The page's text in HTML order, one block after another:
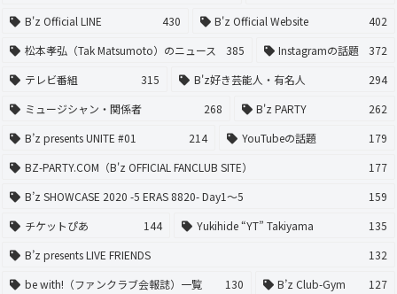
B'z Official LINE
430 B'z Official Website
402
松本孝弘（Tak Matsumoto）のニュース
385 Instagramの話題
372
テレビ番組
315 B'z好き芸能人・有名人
294
ミュージシャン・関係者
268 B'z PARTY
262
B’z presents UNITE #01
214 YouTubeの話題
179
BZ-PARTY.COM（B'z OFFICIAL FANCLUB SITE）
177
B’z SHOWCASE 2020 -5 ERAS 8820- Day1〜5
159
チケットぴあ
144 Yukihide “YT” Takiyama
135
B’z presents LIVE FRIENDS
132
be with!（ファンクラブ会報誌）一覧
130 B’z Club-Gym
127